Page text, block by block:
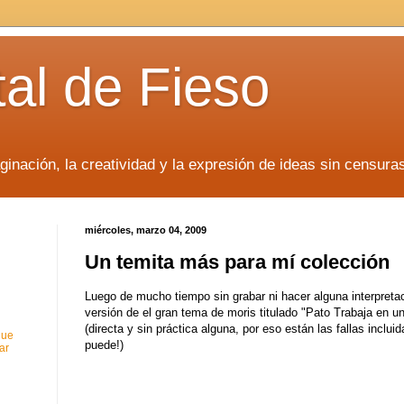
de Fieso
la creatividad y la expresión de ideas sin
miércoles, marzo 04, 2009
Un temita más para mí colección
Luego de mucho tiempo sin grabar ni hacer alguna
versión de el gran tema de moris titulado "Pato Trabaja en
(directa y sin práctica alguna, por eso están las fallas
puede!)